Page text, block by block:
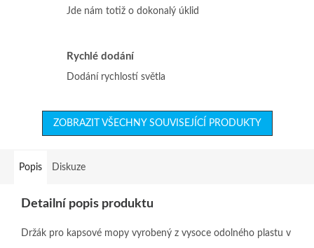
Jde nám totiž o dokonalý úklid
Rychlé dodání
Dodání rychlostí světla
ZOBRAZIT VŠECHNY SOUVISEJÍCÍ PRODUKTY
Popis Diskuze
Detailní popis produktu
Držák pro kapsové mopy vyrobený z vysoce odolného plastu v